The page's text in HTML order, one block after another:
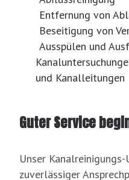
Entfernung von
Beseitigung von
Ausspülen und
und Kanalleitungen
Guter Service
Unser
zuverlässiger